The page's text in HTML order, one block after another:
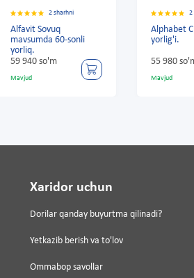
Alphabet Classic No 60
yorlig'i.
55 980 so'm
Xaridor uchun
Dorilar qanday buyurtma qilinadi?
Yetkazib berish va to'lov
Ommabop savollar